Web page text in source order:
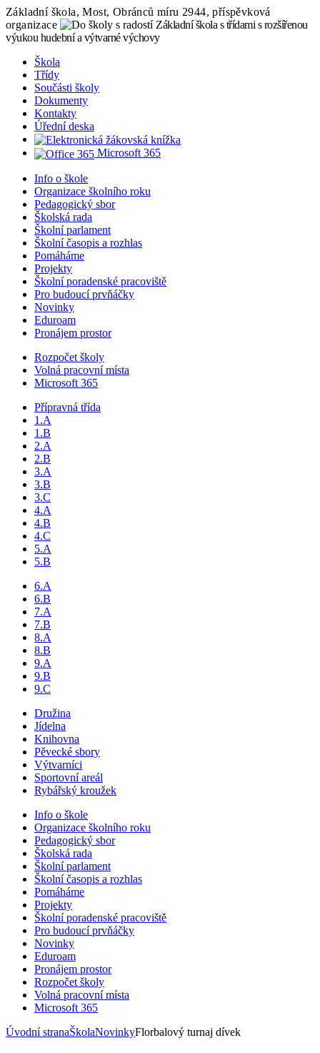
Základní škola, Most, Obránců míru 2944, příspěvková
organizace
Základní škola s třídami s rozšířenou
výukou hudební a výtvarné výchovy
Škola
Třídy
Součásti školy
Dokumenty
Kontakty
Úřední deska
Microsoft 365
Info o škole
Organizace školního roku
Pedagogický sbor
Školská rada
Školní parlament
Školní časopis a rozhlas
Pomáháme
Projekty
Školní poradenské pracoviště
Pro budoucí prvňáčky
Novinky
Eduroam
Pronájem prostor
Rozpočet školy
Volná pracovní místa
Microsoft 365
Přípravná třída
1.A
1.B
2.A
2.B
3.A
3.B
3.C
4.A
4.B
4.C
5.A
5.B
6.A
6.B
7.A
7.B
8.A
8.B
9.A
9.B
9.C
Družina
Jídelna
Knihovna
Pěvecké sbory
Výtvarníci
Sportovní areál
Rybářský kroužek
Info o škole
Organizace školního roku
Pedagogický sbor
Školská rada
Školní parlament
Školní časopis a rozhlas
Pomáháme
Projekty
Školní poradenské pracoviště
Pro budoucí prvňáčky
Novinky
Eduroam
Pronájem prostor
Rozpočet školy
Volná pracovní místa
Microsoft 365
Úvodní stranaŠkolaNovinkyFlorbalový turnaj dívek